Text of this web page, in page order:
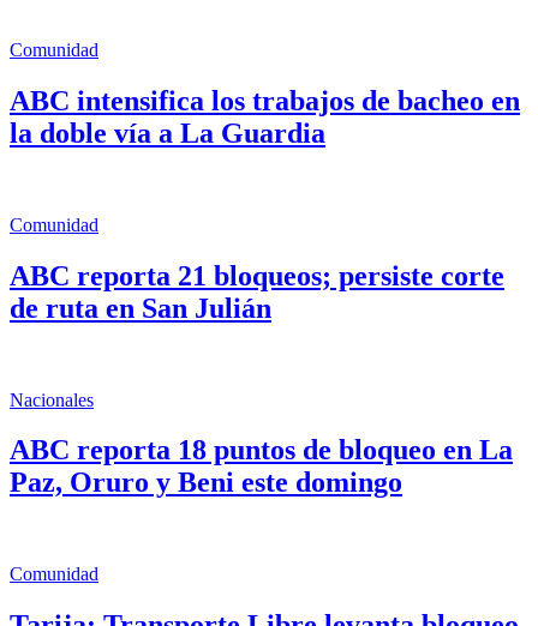
Comunidad
ABC intensifica los trabajos de bacheo en
la doble vía a La Guardia
Comunidad
ABC reporta 21 bloqueos; persiste corte
de ruta en San Julián
Nacionales
ABC reporta 18 puntos de bloqueo en La
Paz, Oruro y Beni este domingo
Comunidad